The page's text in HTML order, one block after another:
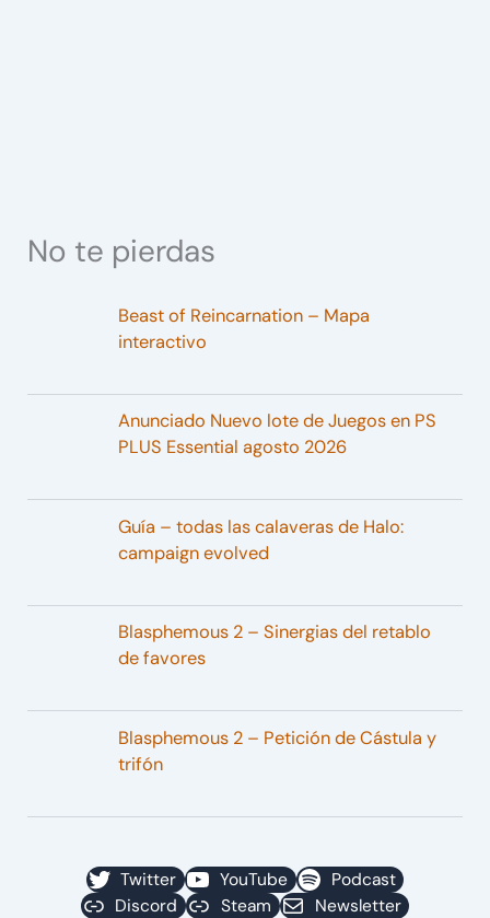
No te pierdas
Beast of Reincarnation – Mapa
interactivo
Anunciado Nuevo lote de Juegos en PS
PLUS Essential agosto 2026
Guía – todas las calaveras de Halo:
campaign evolved
Blasphemous 2 – Sinergias del retablo
de favores
Blasphemous 2 – Petición de Cástula y
trifón
Twitter YouTube
Podcast
Discord
Steam Newsletter